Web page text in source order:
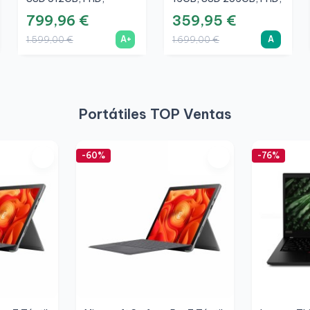
NVIDIA Quadro T500
4GB, A+
799,96 €
1.599,00 € A+
A
359,95 €
1.699,00 € A
Portátiles TOP Ventas
-60% -76%